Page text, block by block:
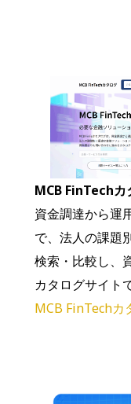
MCB FinTechカ
資金調達から運
で、法人の課題
検索・比較し、
カタログサイト
MCB FinTechカ